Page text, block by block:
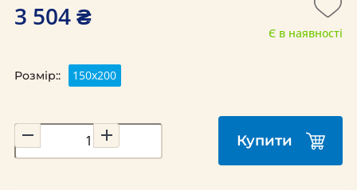
3 504 ₴
Є в наявності
Розмір:: 150х200
Купити